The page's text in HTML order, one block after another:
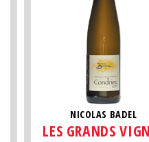
NICOLAS BADEL
LES GRANDS